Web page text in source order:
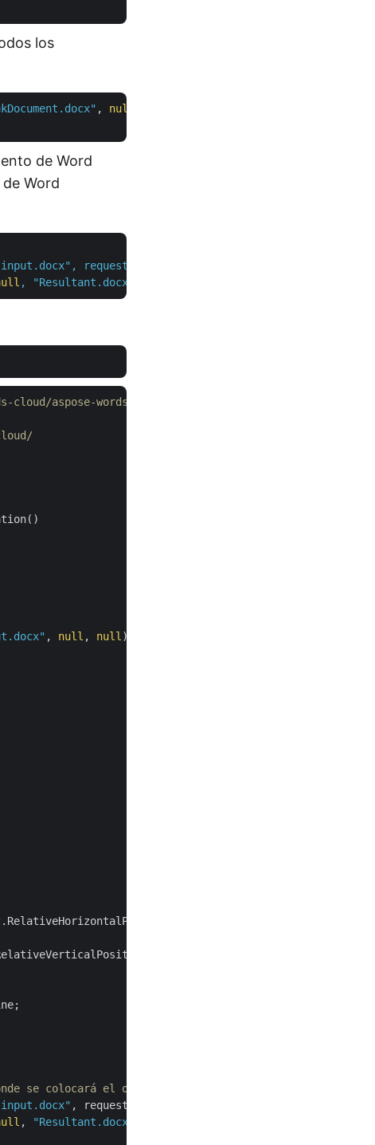
los
, null
de Word
Word
requestDrawingObject,
, "Resultant.docx"
aspose-words-cloud-dotnet
, null , null
se colocará el objeto de dibujo
, requestDrawingObject,
, "Resultant.docx"